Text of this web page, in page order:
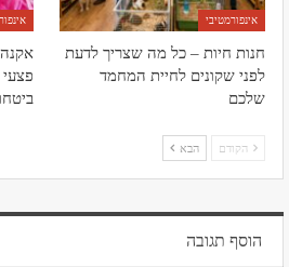
אינפורמטיבי
חנות חיות – כל מה שצריך לדעת
לפני שקונים לחיית המחמד
שלכם
הקודם הבא
הוסף תגובה